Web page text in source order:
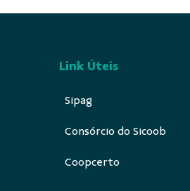
Link Úteis
Sipag
Consórcio do Sicoob
Coopcerto